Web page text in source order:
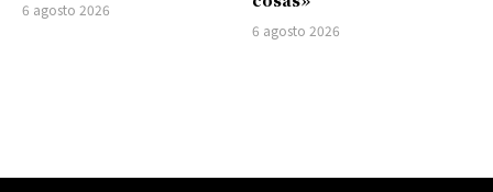
6 agosto 2026
6 agosto 2026